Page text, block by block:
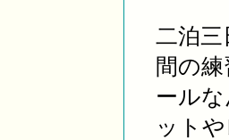
二泊
間の
ール
ット